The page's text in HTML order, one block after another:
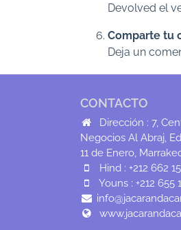
Devolved el
Comparte tu
Deja un
CONTACTO
Dirección : 7,
Negocios Al Abraj,
11 de Enero,
Hind : +212 662
Youns : +212 655